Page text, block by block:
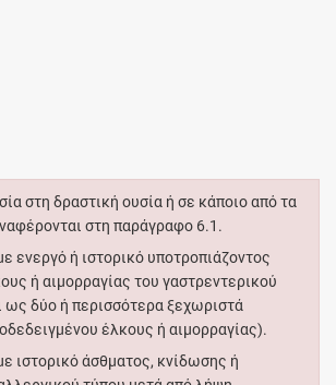
στη δραστική ουσία ή σε κάποιο από τα
στη παράγραφο 6.1.
ενεργό ή ιστορικό υποτροπιάζοντος
ή αιμορραγίας του γαστρεντερικού
ως δύο ή περισσότερα ξεχωριστά
έλκους ή αιμορραγίας).
ιστορικό άσθματος, κνίδωσης ή